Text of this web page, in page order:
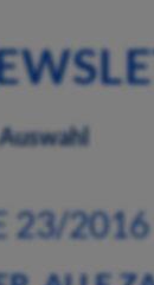
23/2016